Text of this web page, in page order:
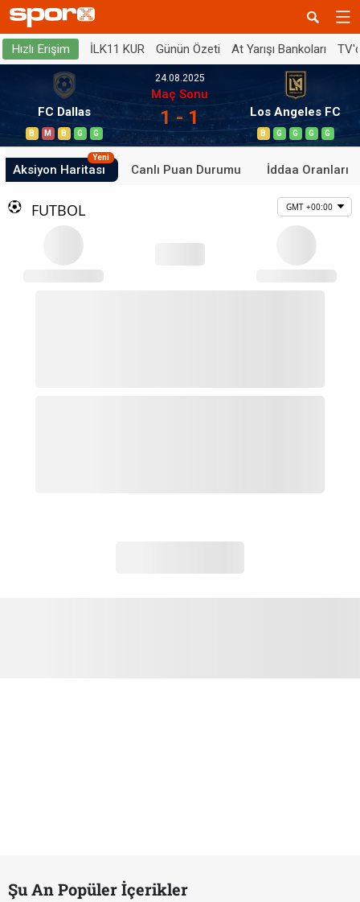
Hızlı Erişim İLK11 KUR Günün Özeti At Yarışı Bankoları
FC Dallas
B M B G G
24.08.2025
Maç Sonu
1 - 1 Los Angeles FC
B G G G G
Aksiyon Haritası
Yeni
Canlı Puan Durumu İddaa Oranları
FUTBOL GMT +00:00
Şu An Popüler İçerikler